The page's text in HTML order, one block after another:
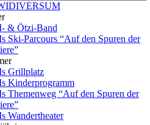
& Ötzi-Band
Ski-Parcours “Auf den Spuren der
Grillplatz
Kinderprogramm
Themenweg “Auf den Spuren der
Wandertheater